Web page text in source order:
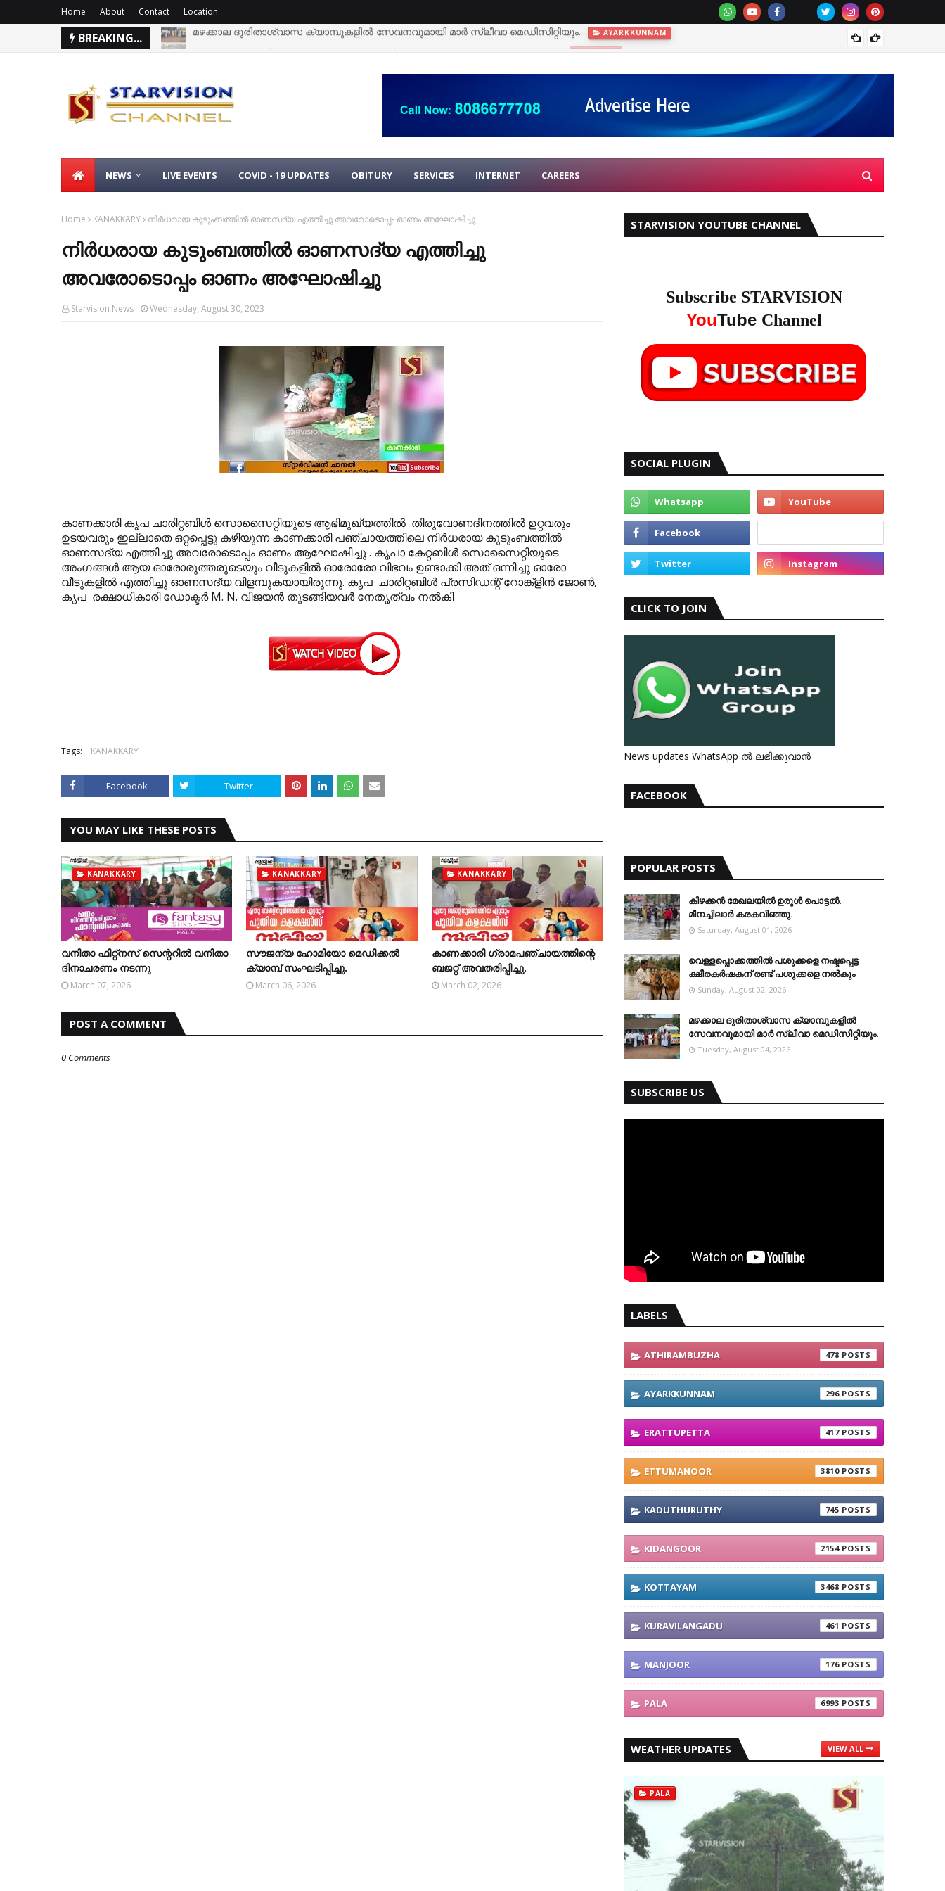
Home About Contact Location
BREAKING... വെള്ളപ്പൊക്കത്തില്‍ പശുക്കളെ നഷ്ടപ്പെട്ട ക്ഷീരകര്‍ഷകന് രണ്ട് പശുക്കളെ നല്‍കും TEEKOY
NEWS LIVE EVENTS COVID - 19 UPDATES OBITURY SERVICES INTERNET CAREERS
Home KANAKKARY നിര്‍ധരായ കുടുംബത്തില്‍ ഓണസദ്യ എത്തിച്ചു അവരോടൊപ്പം ഓണം അഘോഷിച്ചു
നിര്‍ധരായ കുടുംബത്തില്‍ ഓണസദ്യ എത്തിച്ചു
അവരോടൊപ്പം ഓണം അഘോഷിച്ചു
Starvision News Wednesday, August 30, 2023
കാണക്കാരി കൃപ ചാരിറ്റബിള്‍ സൊസൈറ്റിയുടെ ആഭിമുഖ്യത്തില്‍ തിരുവോണദിനത്തില്‍ ഉറ്റവരും
ഉടയവരും ഇല്ലാതെ ഒറ്റപ്പെട്ടു കഴിയുന്ന കാണക്കാരി പഞ്ചായത്തിലെ നിര്‍ധരായ കുടുംബത്തില്‍
ഓണസദ്യ എത്തിച്ചു അവരോടൊപ്പം ഓണം ആഘോഷിച്ചു . കൃപാ കേറ്റബിള്‍ സൊസൈറ്റിയുടെ
അംഗങ്ങള്‍ ആയ ഓരോരുത്തരുടെയും വീടുകളില്‍ ഓരോരോ വിഭവം ഉണ്ടാക്കി അത് ഒന്നിച്ചു ഓരോ
വീടുകളില്‍ എത്തിച്ചു ഓണസദ്യ വിളമ്പുകയായിരുന്നു. കൃപ ചാരിറ്റബിള്‍ പ്രസിഡന്റ് റോങ്ക്ളിന്‍ ജോണ്‍,
കൃപ രക്ഷാധികാരി ഡോക്ടര്‍ M. N. വിജയന്‍ തുടങ്ങിയവര്‍ നേതൃത്വം നല്‍കി
Tags: KANAKKARY
Facebook Twitter
YOU MAY LIKE THESE POSTS
KANAKKARY
വനിതാ ഫിറ്റ്‌നസ് സെന്ററില്‍ വനിതാ
ദിനാചരണം നടന്നു
March 07, 2026
KANAKKARY
സൗജന്യ ഹോമിയോ മെഡിക്കല്‍
ക്യാമ്പ് സംഘടിപ്പിച്ചു.
March 06, 2026
KANAKKARY
കാണക്കാരി ഗ്രാമപഞ്ചായത്തിന്റെ
ബജറ്റ് അവതരിപ്പിച്ചു.
March 02, 2026
POST A COMMENT
0 Comments
STARVISION YOUTUBE CHANNEL
Subscribe STARVISION
YouTube Channel
SOCIAL PLUGIN
CLICK TO JOIN
News updates WhatsApp ൽ ലഭിക്കുവാൻ
FACEBOOK
POPULAR POSTS
കിഴക്കന്‍ മേഖലയില്‍ ഉരുള്‍ പൊട്ടല്‍.
മീനച്ചിലാര്‍ കരകവിഞ്ഞു.
Saturday, August 01, 2026
വെള്ളപ്പൊക്കത്തില്‍ പശുക്കളെ നഷ്ടപ്പെട്ട
ക്ഷീരകര്‍ഷകന് രണ്ട് പശുക്കളെ നല്‍കും
Sunday, August 02, 2026
മഴക്കാല ദുരിതാശ്വാസ ക്യാമ്പുകളിൽ
സേവനവുമായി മാർ സ്ലീവാ മെഡിസിറ്റിയും.
Tuesday, August 04, 2026
SUBSCRIBE US
LABELS
ATHIRAMBUZHA 478
AYARKKUNNAM 296
ERATTUPETTA 417
ETTUMANOOR 3810
KADUTHURUTHY 745
KIDANGOOR 2154
KOTTAYAM 3468
KURAVILANGADU 461
MANJOOR 176
PALA 6993
WEATHER UPDATES VIEW ALL
PALA